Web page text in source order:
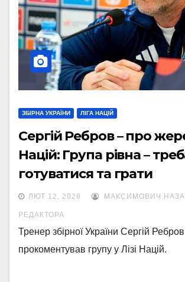
ЗБІРНА УКРАЇНИ ЛІГА НАЦІЙ
Сергій Ребров – про
Націй: Група рівна –
готуватися та грати
ЛЮТ 12, 2026 МАКСИМОВИЧ
РЕДАКТОРА
Тренер збірної України Сергій Ребров
прокоментував групу у Лізі Націй.